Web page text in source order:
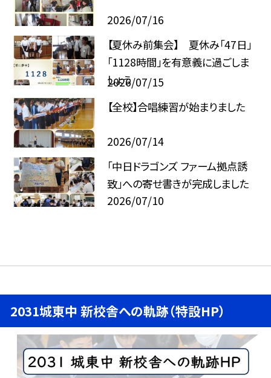
2026/07/16
【夏休み前集会】 夏休み「47日」
「1128時間」を有意義に過ごしま
しょう
2026/07/15
【全校】合唱練習が始まりました
2026/07/14
「中日ドラゴンズ ファーム拠点誘
致」への寄せ書きが完成しました
2026/07/10
2031城東中 新校舎への軌跡（特設HP）